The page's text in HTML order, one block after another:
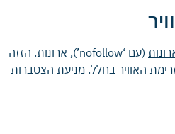
(עם ‘nofollow’), ארונות. הזזה
האוויר בחלל. מניעת הצטברות